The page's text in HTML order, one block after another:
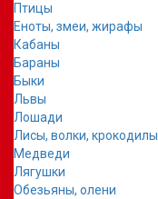
Птицы
Еноты, змеи, жирафы
Кабаны
Бараны
Быки
Львы
Лошади
Лисы, волки, крокодилы
Медведи
Лягушки
Обезьяны, олени